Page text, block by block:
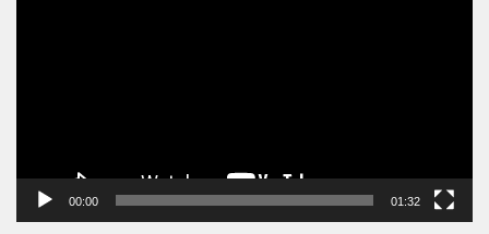
00:00 01:32